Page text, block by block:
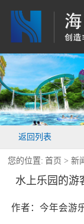
返回列表
您的位置: 首页 >新
水上乐园的游
作者：今年会游